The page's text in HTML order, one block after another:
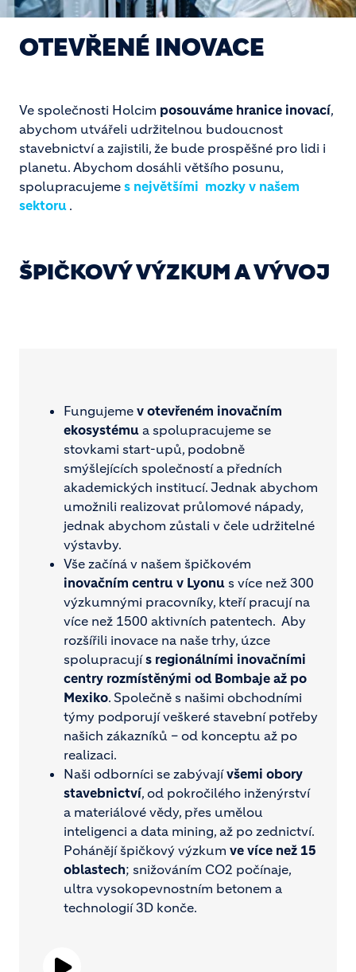
OTEVŘENÉ INOVACE
Ve společnosti Holcim posouváme hranice inovací,
abychom utvářeli udržitelnou budoucnost
stavebnictví a zajistili, že bude prospěšné pro lidi i
planetu. Abychom dosáhli většího posunu,
spolupracujeme s největšími mozky v našem
sektoru .
ŠPIČKOVÝ VÝZKUM A VÝVOJ
Fungujeme v otevřeném inovačním
ekosystému a spolupracujeme se
stovkami start-upů, podobně
smýšlejících společností a předních
akademických institucí. Jednak abychom
umožnili realizovat průlomové nápady,
jednak abychom zůstali v čele udržitelné
výstavby.
Vše začíná v našem špičkovém
inovačním centru v Lyonu s více než 300
výzkumnými pracovníky, kteří pracují na
více než 1500 aktivních patentech. Aby
rozšířili inovace na naše trhy, úzce
spolupracujís regionálními inovačními
centry rozmístěnými od Bombaje až po
Mexiko. Společně s našimi obchodními
týmy podporují veškeré stavební potřeby
našich zákazníků – od konceptu až po
realizaci.
Naši odborníci se zabývajívšemi obory
stavebnictví, od pokročilého inženýrství
a materiálové vědy, přes umělou
inteligenci a data mining, až po zednictví.
Pohánějí špičkový výzkum ve více než 15
oblastech; snižováním CO2 počínaje,
ultra vysokopevnostním betonem a
technologií 3D konče.